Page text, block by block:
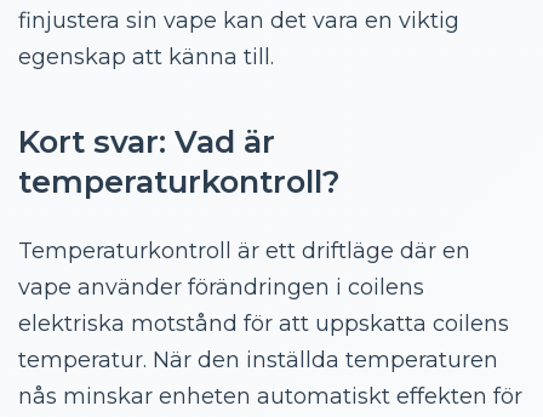
Måste jag ställa in temperaturen själv?
Vad betyder SS, Ni och Ti i TC-läge?
När är temperaturkontroll mest användbart?
finjustera sin vape kan det vara en viktig
egenskap att känna till.
Kort svar: Vad är
temperaturkontroll?
Temperaturkontroll är ett driftläge där en
vape använder förändringen i coilens
elektriska motstånd för att uppskatta coilens
temperatur. När den inställda temperaturen
nås minskar enheten automatiskt effekten för